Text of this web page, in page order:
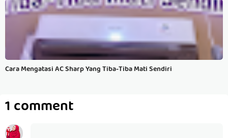
Cara Mengatasi AC Sharp Yang Tiba-Tiba Mati Sendiri
1 comment